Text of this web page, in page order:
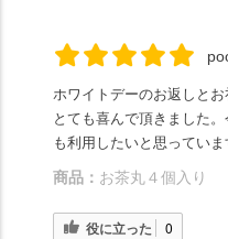
ホワイトデーのお返しと
とても喜んで頂きました
も利用したいと思っていま
商品： お茶丸４個入り
役に立った 0